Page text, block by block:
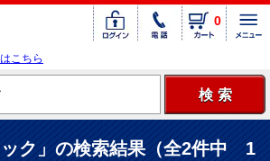
0
こちら
ック」の検索結果（全2件中 1